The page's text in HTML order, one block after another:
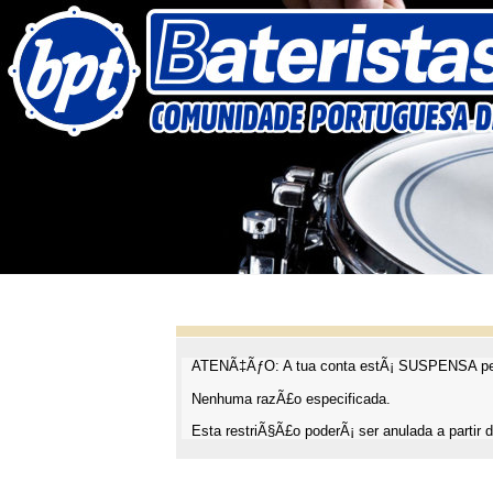
ATENÃ‡ÃƒO: A tua conta estÃ¡ SUSPENSA
Nenhuma razÃ£o especificada.
Esta restriÃ§Ã£o poderÃ¡ ser anulada a partir